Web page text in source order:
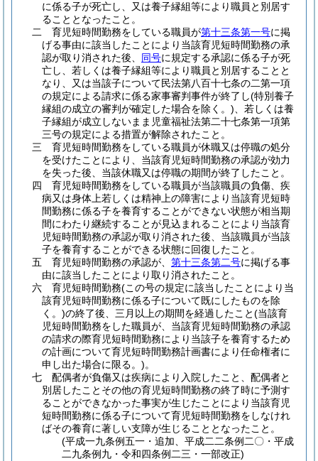
に係る子が死亡し、又は養子縁組等により職員と別居す
ることとなったこと。
二
育児短時間勤務をしている職員が第十三条第一号に掲
げる事由に該当したことにより当該育児短時間勤務の承
認が取り消された後、 同号に規定する承認に係る子が死
亡し、若しくは養子縁組等により職員と別居することと
なり、又は当該子について民法第八百十七条の二第一項
の規定による請求に係る家事審判事件が終了し(特別養子
縁組の成立の審判が確定した場合を除く。) 、若しくは養
子縁組が成立しないまま児童福祉法第二十七条第一項第
三号の規定による措置が解除されたこと。
三
育児短時間勤務をしている職員が休職又は停職の処分
を受けたことにより、当該育児短時間勤務の承認が効力
を失った後、当該休職又は停職の期間が終了したこと。
四
育児短時間勤務をしている職員が当該職員の負傷、疾
病又は身体上若しくは精神上の障害により当該育児短時
間勤務に係る子を養育することができない状態が相当期
間にわたり継続することが見込まれることにより当該育
児短時間勤務の承認が取り消された後、当該職員が当該
子を養育することができる状態に回復したこと。
五
育児短時間勤務の承認が、 第十三条第二号に掲げる事
由に該当したことにより取り消されたこと。
六
育児短時間勤務(この号の規定に該当したことにより当
該育児短時間勤務に係る子について既にしたものを除
く。)の終了後、三月以上の期間を経過したこと(当該育
児短時間勤務をした職員が、当該育児短時間勤務の承認
の請求の際育児短時間勤務により当該子を養育するため
の計画について育児短時間勤務計画書により任命権者に
申し出た場合に限る。)。
七
配偶者が負傷又は疾病により入院したこと、配偶者と
別居したことその他の育児短時間勤務の終了時に予測す
ることができなかった事実が生じたことにより当該育児
短時間勤務に係る子について育児短時間勤務をしなけれ
ばその養育に著しい支障が生じることとなったこと。
(平成一九条例五一・追加、平成二二条例二〇・平成
二九条例九・令和四条例二三・一部改正)